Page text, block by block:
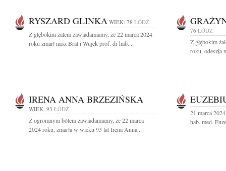
RYSZARD GLINKA WIEK: 78 ŁÓDŹ
Z głębokim żalem zawiadamiamy, że 22 marca 2024
roku zmarł nasz Brat i Wujek prof. dr hab....
76 ŁÓDŹ
Z głębokim
roku, odeszła
IRENA ANNA BRZEZIŃSKA
WIEK: 93 ŁÓDŹ
Z ogromnym bólem zawiadamiamy, że 22 marca
2024 roku, zmarła w wieku 93 lat Irena Anna...
21 marca
hab. med.